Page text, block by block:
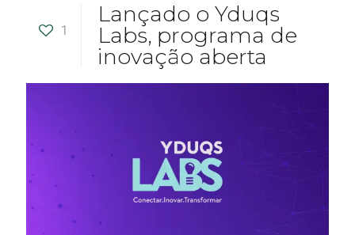
1
Lançado o Yduqs
Labs, programa de
inovação aberta